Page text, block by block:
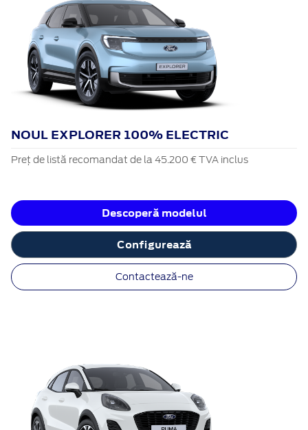
NOUL EXPLORER 100% ELECTRIC
Preț de listă recomandat de la 45.200 € TVA inclus
Descoperă modelul
Configurează
Contactează-ne